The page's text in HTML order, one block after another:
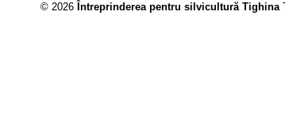
© 2026 Întreprinderea pentru silvicultură Tighina